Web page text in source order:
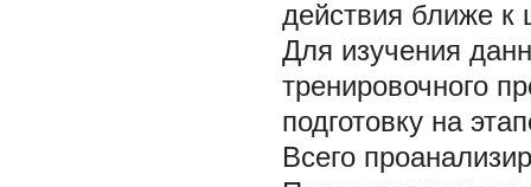
действия ближе к
Для изучения
тренировочного
подготовку на
Всего